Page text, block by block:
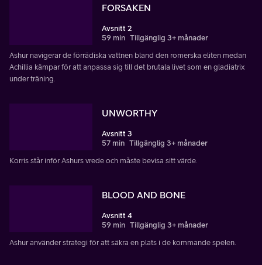
FORSAKEN
Avsnitt 2
59 min Tillgänglig 3+ månader
Ashur navigerar de förrädiska vattnen bland den romerska eliten medan
Achillia kämpar för att anpassa sig till det brutala livet som en gladiatrix
under träning.
UNWORTHY
Avsnitt 3
57 min Tillgänglig 3+ månader
Korris står inför Ashurs vrede och måste bevisa sitt värde.
BLOOD AND BONE
Avsnitt 4
59 min Tillgänglig 3+ månader
Ashur använder strategi för att säkra en plats i de kommande spelen.